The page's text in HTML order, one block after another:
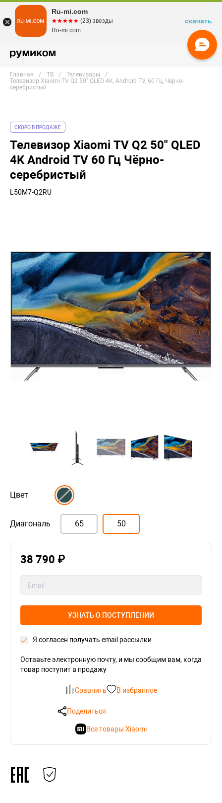
Главная ТВ
Телевизоры
Телевизор Xiaomi TV Q2 50" QLED 4K, Android TV, 60 Гц, Чёрно-
серебристый
СКОРО В ПРОДАЖЕ
Телевизор Xiaomi TV Q2 50" QLED
4K Android TV 60 Гц Чёрно-
серебристый
L50M7-Q2RU
Цвет
Диагональ 65 50
38 790 ₽
УЗНАТЬ О ПОСТУПЛЕНИИ
Я согласен получать email рассылки
Оставьте электронную почту, и мы сообщим вам, когда
товар поступит в продажу
Сравнить В избранное
Поделиться
Все товары Xiaomi
Ru-mi.com
☆☆☆☆☆
★★★★★ (23) звезды
Ru-mi.com
скачать